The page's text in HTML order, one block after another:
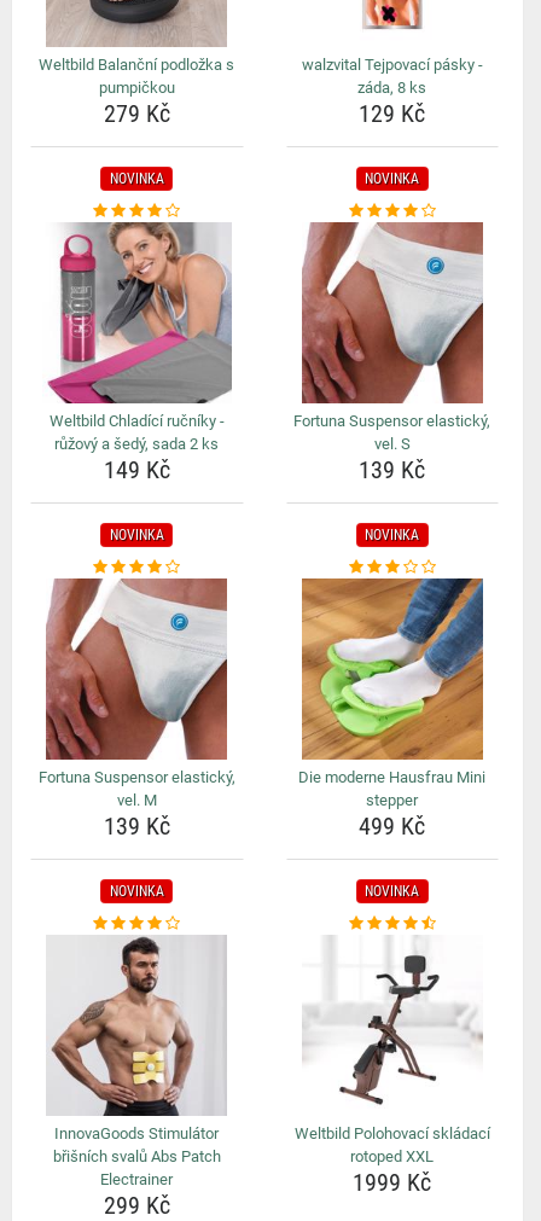
Weltbild Balanční podložka s
pumpičkou
279 Kč
walzvital Tejpovací pásky -
záda, 8 ks
129 Kč
NOVINKA
Weltbild Chladící ručníky -
růžový a šedý, sada 2 ks
149 Kč
NOVINKA
Fortuna Suspensor elastický,
vel. S
139 Kč
NOVINKA
Fortuna Suspensor elastický,
vel. M
139 Kč
NOVINKA
Die moderne Hausfrau Mini
stepper
499 Kč
NOVINKA
InnovaGoods Stimulátor
břišních svalů Abs Patch
Electrainer
299 Kč
NOVINKA
Weltbild Polohovací skládací
rotoped XXL
1999 Kč